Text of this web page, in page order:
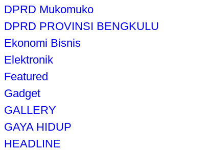
DPRD Mukomuko
DPRD PROVINSI BENGKULU
Ekonomi Bisnis
Elektronik
Featured
Gadget
GALLERY
GAYA HIDUP
HEADLINE